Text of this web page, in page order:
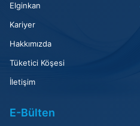
Elginkan
Kariyer
Hakkımızda
Tüketici Köşesi
İletişim
E-Bülten